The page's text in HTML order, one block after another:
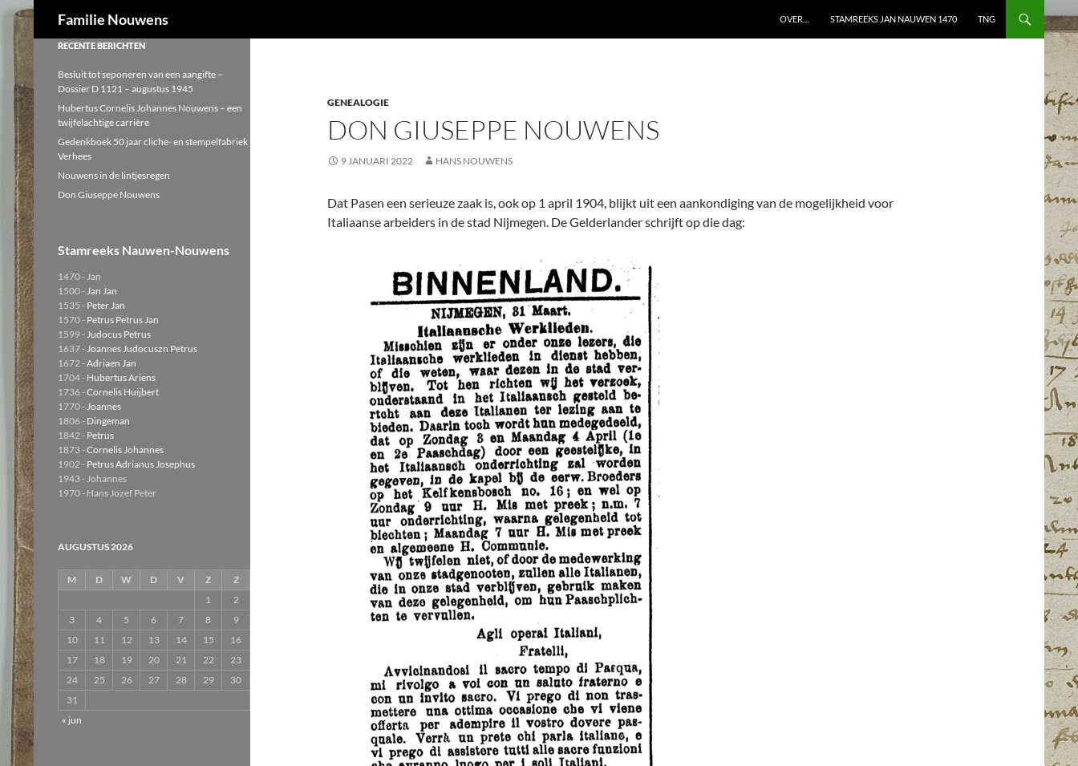
naar
inhoud
Familie Nouwens OVER… STAMREEKS JAN NAUWEN 1470 TNG
GENEALOGIE
DON GIUSEPPE NOUWENS
9 JANUARI 2022 HANS NOUWENS
Dat Pasen een serieuze zaak is, ook op 1 april 1904, blijkt uit een aankondiging van de mogelijkheid voor
Italiaanse arbeiders in de stad Nijmegen. De Gelderlander schrijft op die dag:
RECENTE BERICHTEN
Besluit tot seponeren van een aangifte –
Dossier D 1121 – augustus 1945
Hubertus Cornelis Johannes Nouwens – een
twijfelachtige carrière
Gedenkboek 50 jaar cliche- en stempelfabriek
Verhees
Nouwens in de lintjesregen
Don Giuseppe Nouwens
Stamreeks Nauwen-Nouwens
1470 - Jan
1500 -Jan Jan
1535 - Peter Jan
1570 - Petrus Petrus Jan
1599 -Judocus Petrus
1637 -Joannes Judocuszn Petrus
1672 -Adriaen Jan
1704 - Hubertus Ariens
1736 -Cornelis Huijbert
1770 -Joannes
1806 - Dingeman
1842 - Petrus
1873 -Cornelis Johannes
1902 - Petrus Adrianus Josephus
1943 - Johannes
1970 - Hans Jozef Peter
AUGUSTUS 2026
M D W D V Z
Z
1
2
3
4 5 6 7 8
9
10
11 12 13 14 15
16
17
18 19 20 21 22
23
24
25 26 27 28 29
30
31
« jun